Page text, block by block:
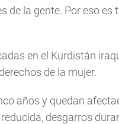
la gente. Por eso es
en el Kurdistán
de la mujer.
años y quedan
desgarros